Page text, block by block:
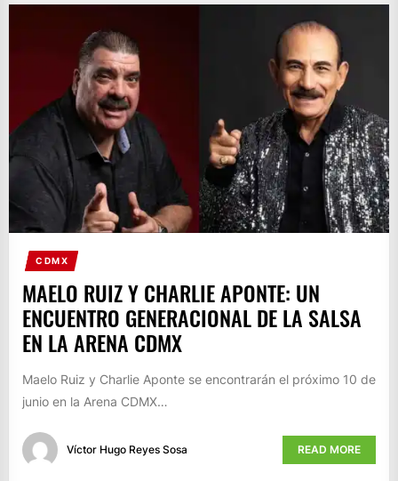
CDMX
MAELO RUIZ Y CHARLIE APONTE: UN
ENCUENTRO GENERACIONAL DE LA SALSA
EN LA ARENA CDMX
Maelo Ruiz y Charlie Aponte se encontrarán el próximo 10 de
junio en la Arena CDMX…
Víctor Hugo Reyes Sosa READ MORE